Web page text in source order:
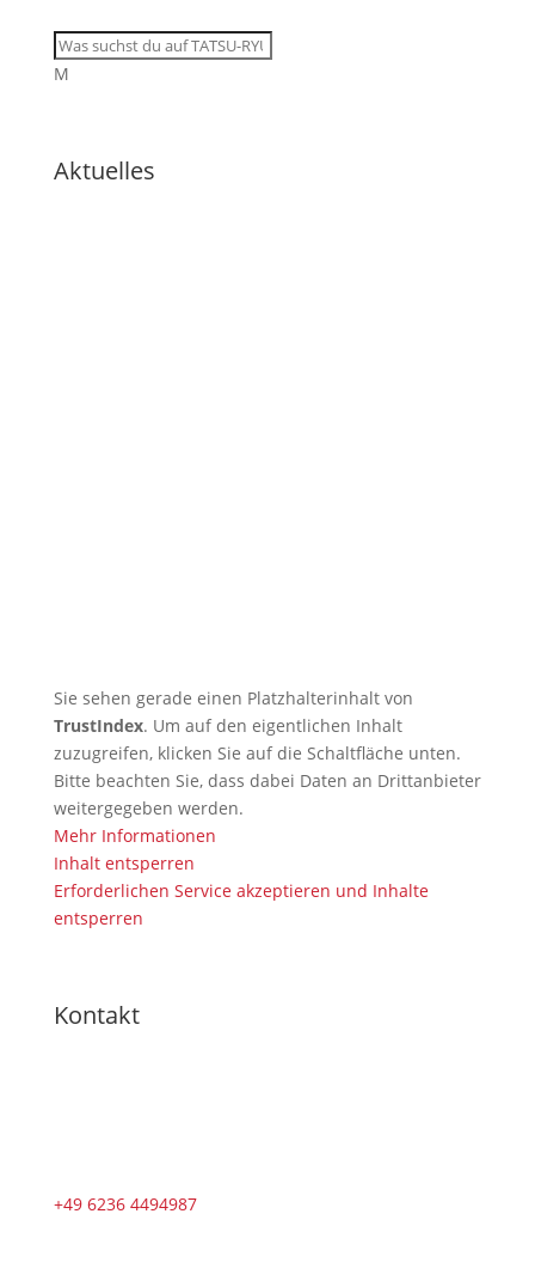
M
Aktuelles
Sie sehen gerade einen Platzhalterinhalt von
TrustIndex. Um auf den eigentlichen Inhalt
zuzugreifen, klicken Sie auf die Schaltfläche unten.
Bitte beachten Sie, dass dabei Daten an Drittanbieter
weitergegeben werden.
Mehr Informationen
Inhalt entsperren
Erforderlichen Service akzeptieren und Inhalte
entsperren
Kontakt
+49 6236 4494987